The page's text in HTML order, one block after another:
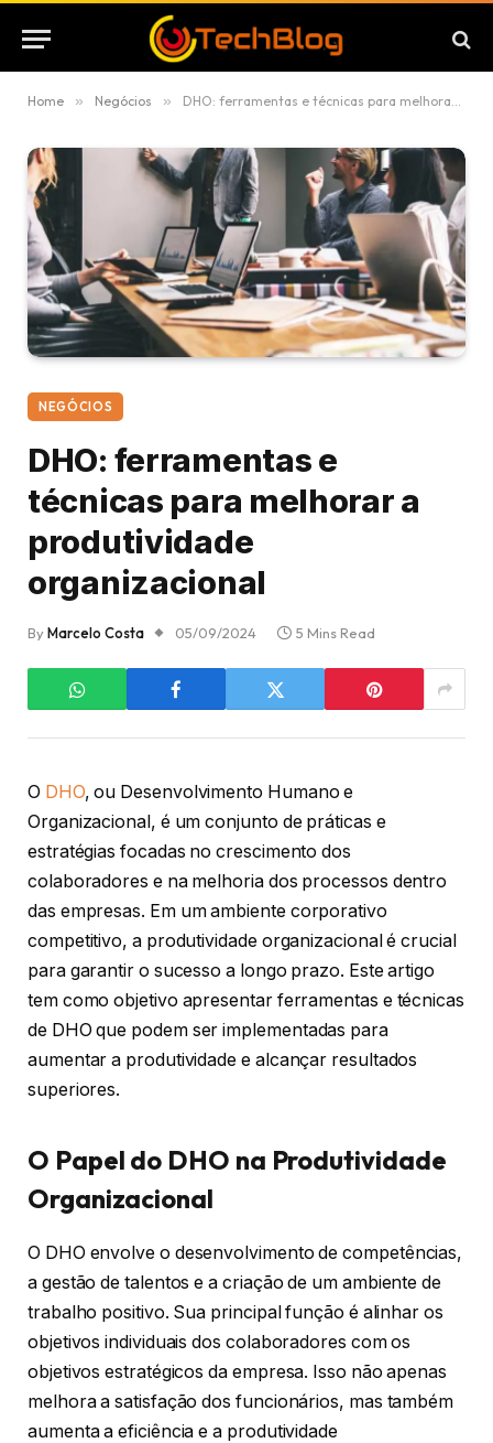
Home » Negócios » DHO: ferramentas e técnicas para melhorar a produtividade organizacional
NEGÓCIOS
DHO: ferramentas e
técnicas para melhorar a
produtividade
organizacional
ByMarcelo Costa 05/09/2024 5 Mins Read
O DHO, ou Desenvolvimento Humano e
Organizacional, é um conjunto de práticas e
estratégias focadas no crescimento dos
colaboradores e na melhoria dos processos dentro
das empresas. Em um ambiente corporativo
competitivo, a produtividade organizacional é crucial
para garantir o sucesso a longo prazo. Este artigo
tem como objetivo apresentar ferramentas e técnicas
de DHO que podem ser implementadas para
aumentar a produtividade e alcançar resultados
superiores.
O Papel do DHO na Produtividade
Organizacional
O DHO envolve o desenvolvimento de competências,
a gestão de talentos e a criação de um ambiente de
trabalho positivo. Sua principal função é alinhar os
objetivos individuais dos colaboradores com os
objetivos estratégicos da empresa. Isso não apenas
melhora a satisfação dos funcionários, mas também
aumenta a eficiência e a produtividade